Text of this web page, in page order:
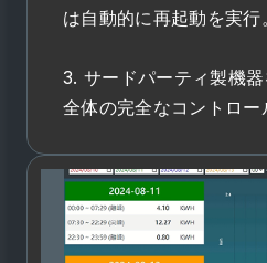
は自動的に再起動を実行。
3. サードパーティ製機
全体の完全なコントロー